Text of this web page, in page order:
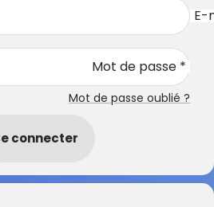
E-
Mot de passe *
Mot de passe oublié ?
connecter